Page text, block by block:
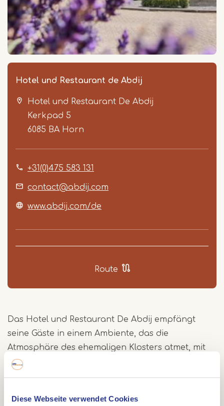
Diese Webseite verwendet Cookies
Hotel und Restaurant de Abdij
Hotel und Restaurant De Abdij
Kerkpad 5
6085 BA Horn
+31(0)475 583 131
contact@abdij.com
www.abdij.com/de
Route
Das Hotel und Restaurant De Abdij empfängt
seine Gäste in einem Ambiente, das die
Atmosphäre des ehemaligen Klosters atmet, mit
mehreren Einzel- und Doppelzimmern und einer
Terrasse an der Vorderseite und/oder im
Einrichtungen für einen kompletten Aufenthalt!